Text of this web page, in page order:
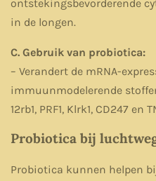
ontstekingsbevorderende
in de longen.
C. Gebruik van probiotica:
– Verandert de mRNA-
immuunmodelerende
12rb1, PRF1, Klrk1, CD247 en
Probiotica bij
Probiotica kunnen helpen